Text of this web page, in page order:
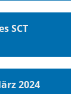
SCT
2024